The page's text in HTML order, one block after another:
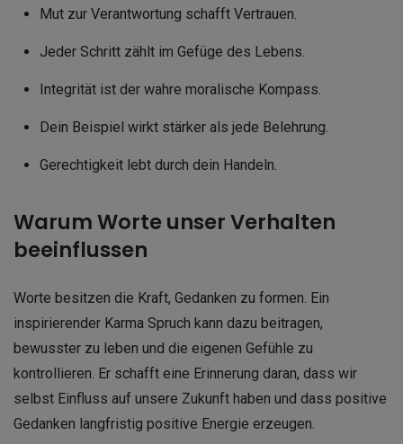
Mut zur Verantwortung schafft Vertrauen.
Jeder Schritt zählt im Gefüge des Lebens.
Integrität ist der wahre moralische Kompass.
Dein Beispiel wirkt stärker als jede Belehrung.
Gerechtigkeit lebt durch dein Handeln.
Warum Worte unser Verhalten
beeinflussen
Worte besitzen die Kraft, Gedanken zu formen. Ein
inspirierender Karma Spruch kann dazu beitragen,
bewusster zu leben und die eigenen Gefühle zu
kontrollieren. Er schafft eine Erinnerung daran, dass wir
selbst Einfluss auf unsere Zukunft haben und dass positive
Gedanken langfristig positive Energie erzeugen.